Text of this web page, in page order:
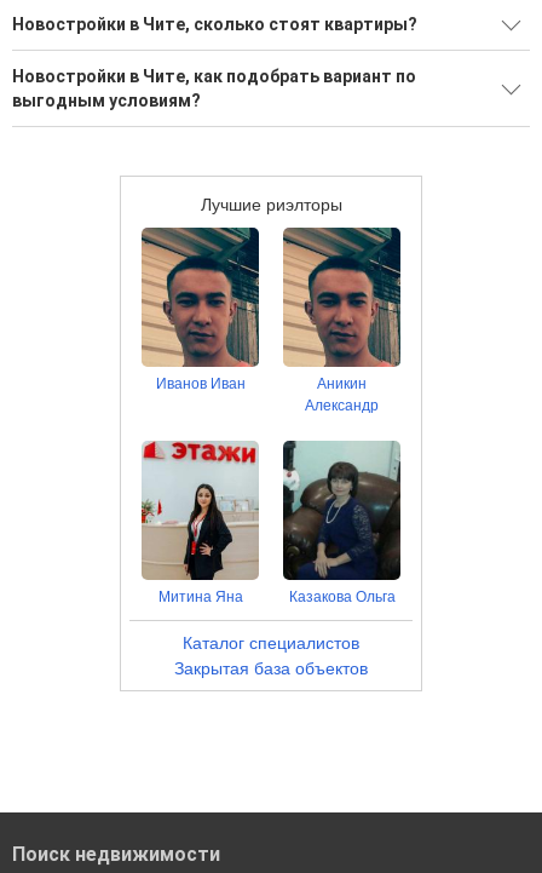
застройщика на Restate.ru
45 новостроек от надежных застройщиков
Воспользуйтесь нашим поиском по новостройкам, для
подбора подходящего вам варианта
Новостройки в Чите, сколько стоят квартиры?
Большой выбор вариантов в новостройках
Минимальная стоимость квартиры: 5 722 330 Р
Новостройки в Чите, как подобрать вариант по
выгодным условиям?
Выгодные ипотечные программы в банках Читы
Лучшие риэлторы
Иванов Иван
Аникин
Александр
Митина Яна Казакова Ольга
Каталог специалистов
Закрытая база объектов
Поиск недвижимости